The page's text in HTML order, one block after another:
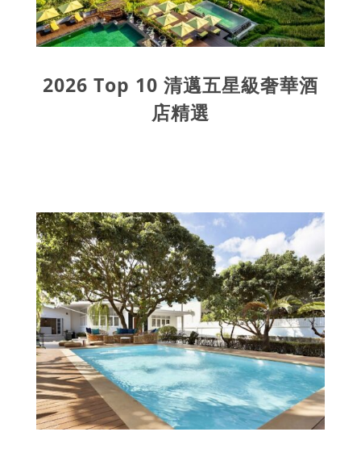
2026 Top 10 清邁五星級奢華酒
店精選